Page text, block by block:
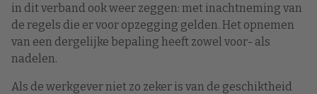
in dit verband ook weer zeggen: met inachtneming van
de regels die er voor opzegging gelden. Het opnemen
van een dergelijke bepaling heeft zowel voor- als
nadelen.
Als de werkgever niet zo zeker is van de geschiktheid